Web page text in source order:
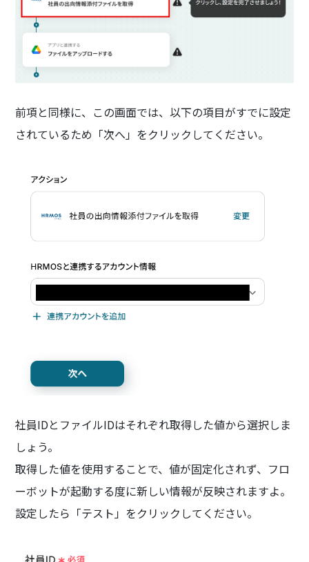
前項と同様に、この画面では、以下の項目がすでに設定
されているため「次へ」をクリックしてください。
社員IDとファイルIDはそれぞれ取得した値から選択しま
しょう。
取得した値を使用することで、値が固定化されず、フロ
ーボットが起動する度に新しい情報が反映されますよ。
設定したら「テスト」をクリックしてください。